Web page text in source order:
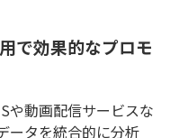
で効果的なプロモ
や動画配信サービスな
ータを統合的に分析